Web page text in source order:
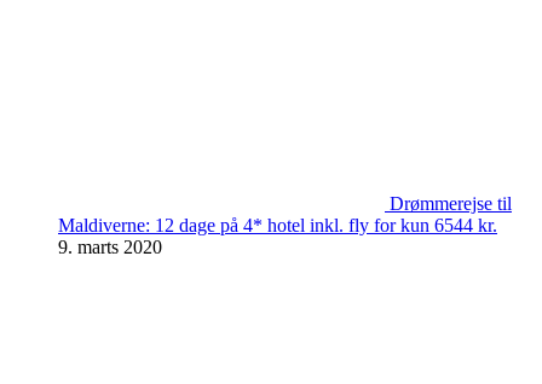
Drømmerejse til
Maldiverne: 12 dage på 4* hotel inkl. fly for kun 6544 kr.
9. marts 2020